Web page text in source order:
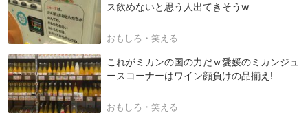
ス飲めないと思う人出てきそうw
おもしろ・笑える
これがミカンの国の力だｗ愛媛のミカンジュ
ースコーナーはワイン顔負けの品揃え!
おもしろ・笑える